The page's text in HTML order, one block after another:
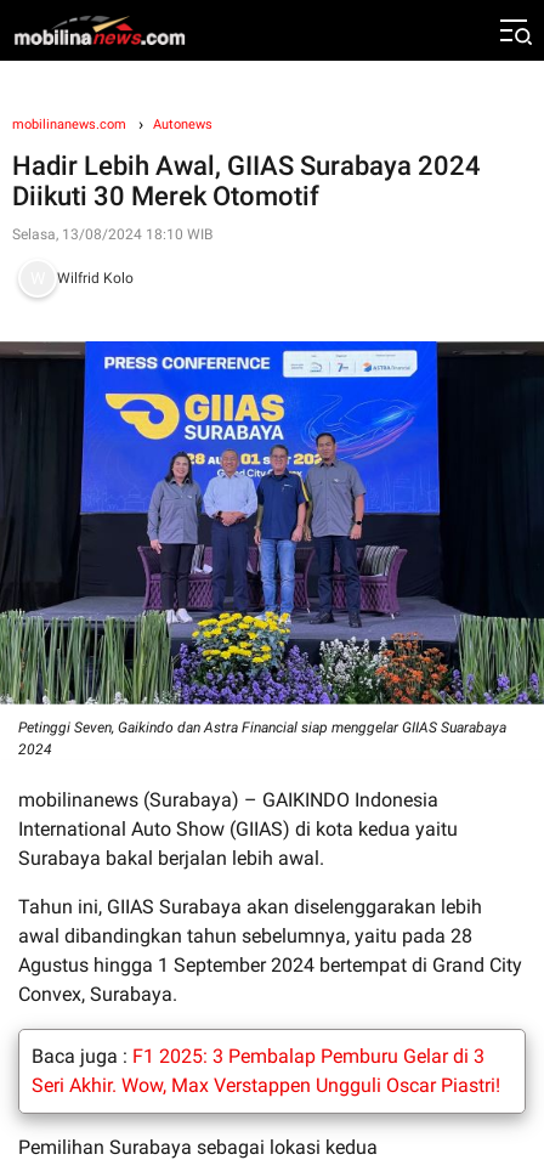
mobilinanews.com Autonews
Hadir Lebih Awal, GIIAS Surabaya 2024
Diikuti 30 Merek Otomotif
Selasa, 13/08/2024 18:10 WIB
Wilfrid Kolo
Petinggi Seven, Gaikindo dan Astra Financial siap menggelar GIIAS Suarabaya
2024
mobilinanews (Surabaya) – GAIKINDO Indonesia
International Auto Show (GIIAS) di kota kedua yaitu
Surabaya bakal berjalan lebih awal.
Tahun ini, GIIAS Surabaya akan diselenggarakan lebih
awal dibandingkan tahun sebelumnya, yaitu pada 28
Agustus hingga 1 September 2024 bertempat di Grand City
Convex, Surabaya.
Baca juga : F1 2025: 3 Pembalap Pemburu Gelar di 3
Seri Akhir. Wow, Max Verstappen Ungguli Oscar Piastri!
Pemilihan Surabaya sebagai lokasi kedua